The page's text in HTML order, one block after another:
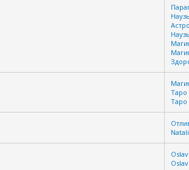
Таро
Таро
Oslav
Oslav